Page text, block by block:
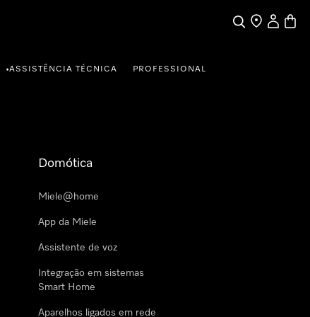
PesquisaEncontrar loja
A minha
•ASSISTÊNCIA TÉCNICA PROFESSIONAL
Domótica
Miele@home
App da Miele
Assistente de voz
Integração em sistemas
Smart Home
Aparelhos ligados em rede